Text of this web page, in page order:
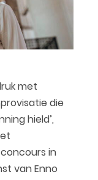
met
die
hield’,
in
van Enno